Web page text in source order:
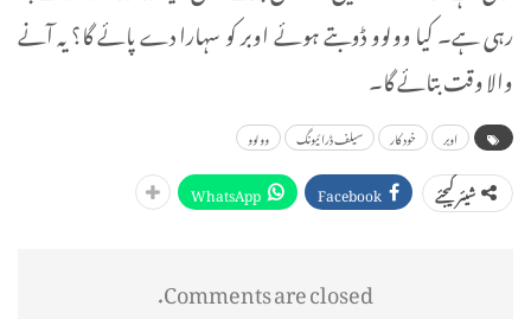
رہی ہے۔ کیا وولوو ڈوبتے ہوئے اوبر کو سہارا دے پائے گا؟ یہ آنے
والا وقت بتائے گا۔
اوبر خود کار سیلف ڈرائیونگ وولوو
شیئر کیجئے Facebook
WhatsApp
Comments are closed.